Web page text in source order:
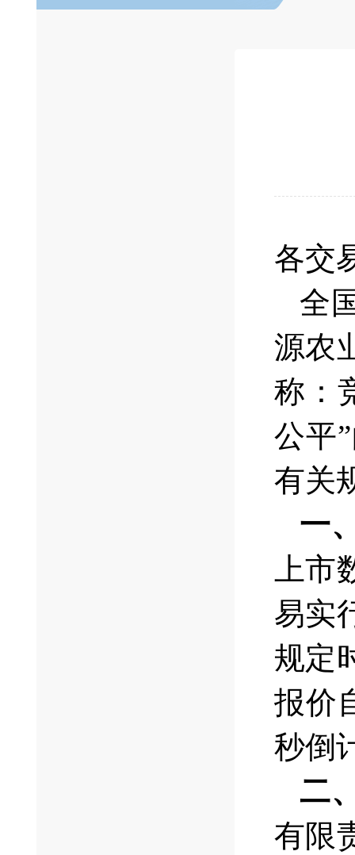
各交
全
源农
称：
公平
有关
一
上
易实
规定
报价
秒倒
二
有限